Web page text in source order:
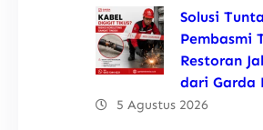
Solusi
Pembasmi
Restoran
dari Garda
5 Agustus 2026